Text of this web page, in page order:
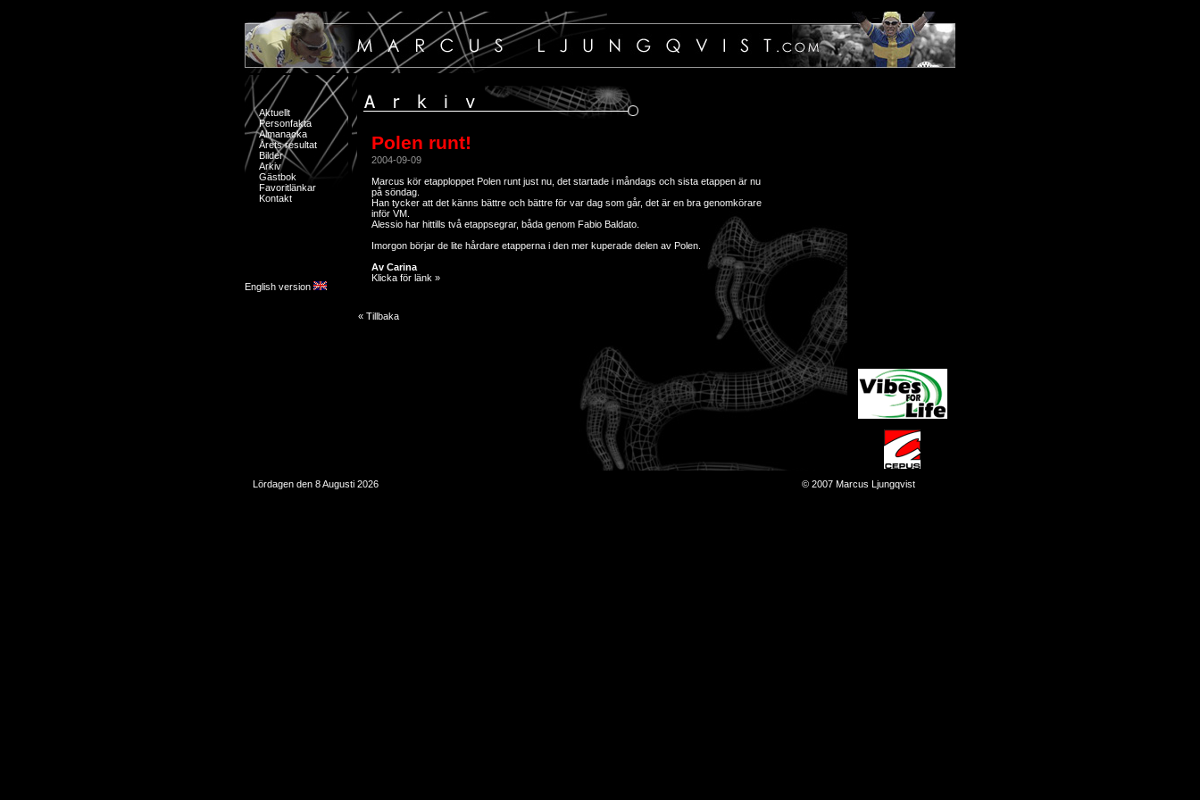
Aktuellt
Personfakta
Almanacka
Årets resultat
Bilder
Arkiv
Gästbok
Favoritlänkar
Kontakt
English version
Polen runt!
2004-09-09
Marcus kör etapploppet Polen runt just nu, det startade i måndags och sista etappen är nu
på söndag.
Han tycker att det känns bättre och bättre för var dag som går, det är en bra genomkörare
inför VM.
Alessio har hittills två etappsegrar, båda genom Fabio Baldato.
Imorgon börjar de lite hårdare etapperna i den mer kuperade delen av Polen.
Av Carina
Klicka för länk »
« Tillbaka
Lördagen den 8 Augusti 2026 © 2007 Marcus Ljungqvist